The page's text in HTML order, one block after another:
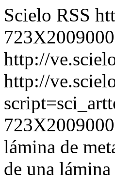
Scielo RSS
http://
http://
lámina de
de una